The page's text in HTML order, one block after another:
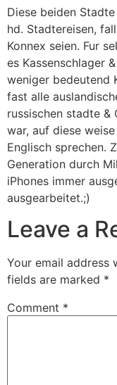
Diese beiden
hd. Stadtereisen,
Konnex seien. Fur
es Kassenschlager
weniger bedeutend
fast alle
russischen stadte &
war, auf diese
Englisch sprechen.
Generation durch
iPhones immer
ausgearbeitet.;)
Leave a
Your email address
fields are marked *
Comment *